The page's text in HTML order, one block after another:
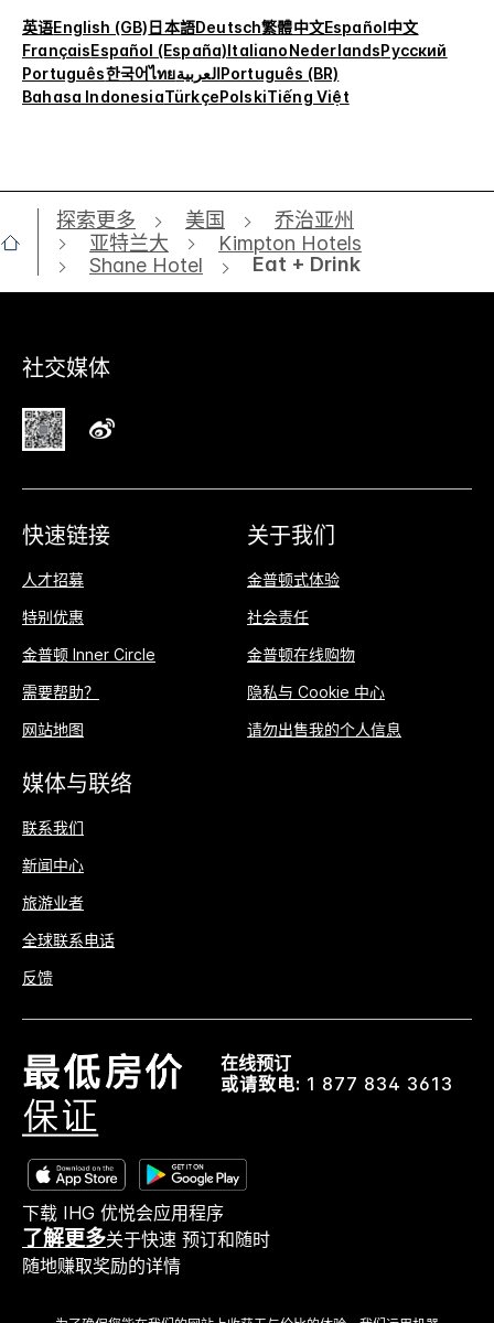
英语English (GB)日本語Deutsch繁體中文Español中文
FrançaisEspañol (España)ItalianoNederlandsРусский
Português한국어ไทยالعربيةPortuguês (BR)
Bahasa IndonesiaTürkçePolskiTiếng Việt
探索更多 美国
乔治亚州
亚特兰大
Kimpton Hotels
Shane Hotel
Eat + Drink
社交媒体
快速链接
人才招募
特别优惠
金普顿 Inner Circle
需要帮助？
网站地图
关于我们
金普顿式体验
社会责任
金普顿在线购物
隐私与 Cookie 中心
请勿出售我的个人信息
媒体与联络
联系我们
新闻中心
旅游业者
全球联系电话
反馈
在线预订
或请致电: 1 877 834 3613
下载 IHG 优悦会应用程序
了解更多关于快速 预订和随时
随地赚取奖励的详情